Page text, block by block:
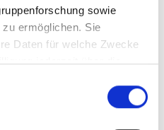
sowie
ermöglichen. Sie
Daten für welche Zwecke
jederzeit über die
3575810.1